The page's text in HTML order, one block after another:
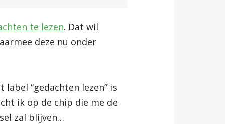
te lezen. Dat wil
deze nu onder
“gedachten lezen” is
ik op de chip die me de
zal blijven…